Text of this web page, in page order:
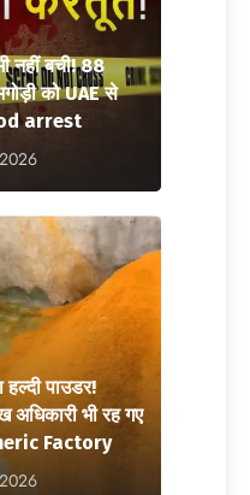
नहीं बची! 88
को UAE से
arrest
हल्दी पाउडर!
भी रह गए
Factory